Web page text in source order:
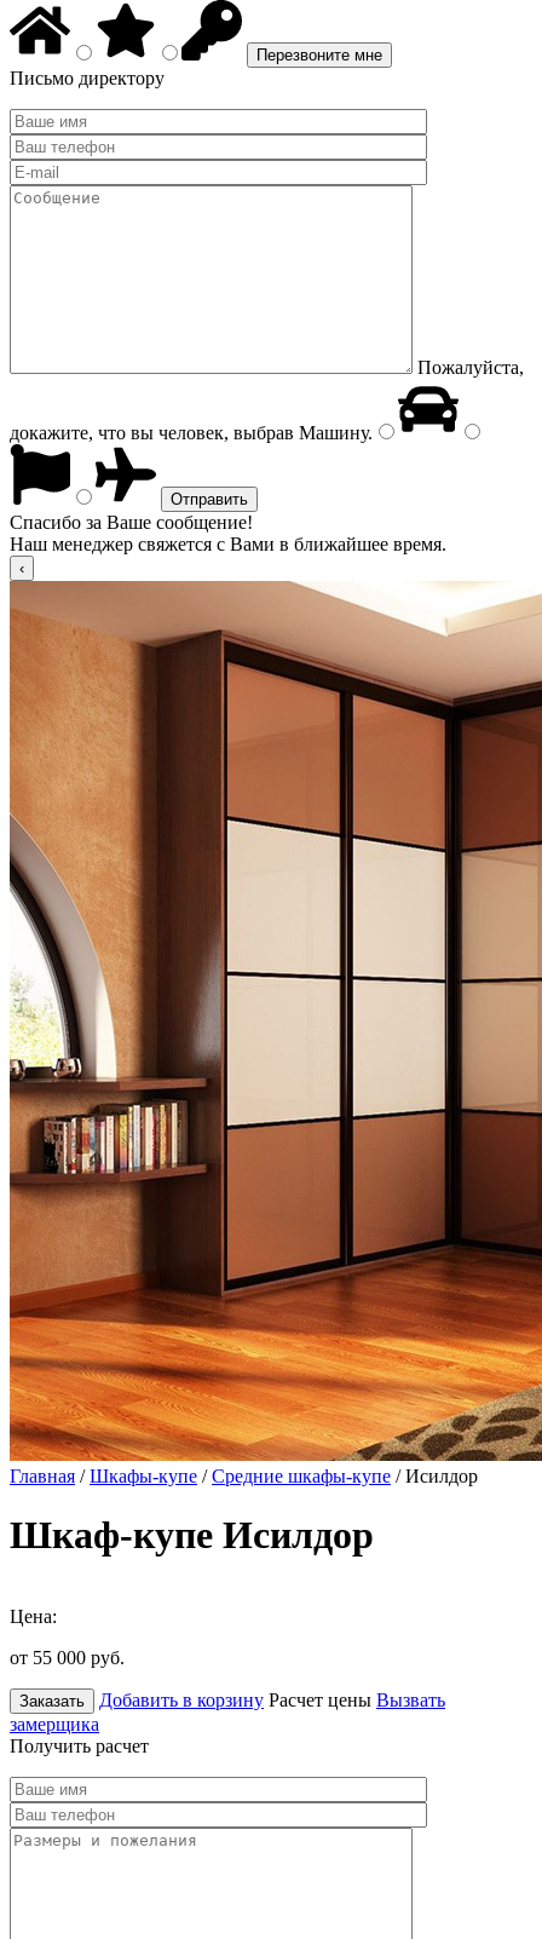
Письмо директору
Пожалуйста,
докажите, что вы человек, выбрав Машину.
Спасибо за Ваше сообщение!
Наш менеджер свяжется с Вами в ближайшее время.
Главная /Шкафы-купе /Средние шкафы-купе / Исилдор
Шкаф-купе Исилдор
Цена:
от 55 000 руб.
Заказать Добавить в корзину Расчет цены Вызвать
замерщика
Получить расчет